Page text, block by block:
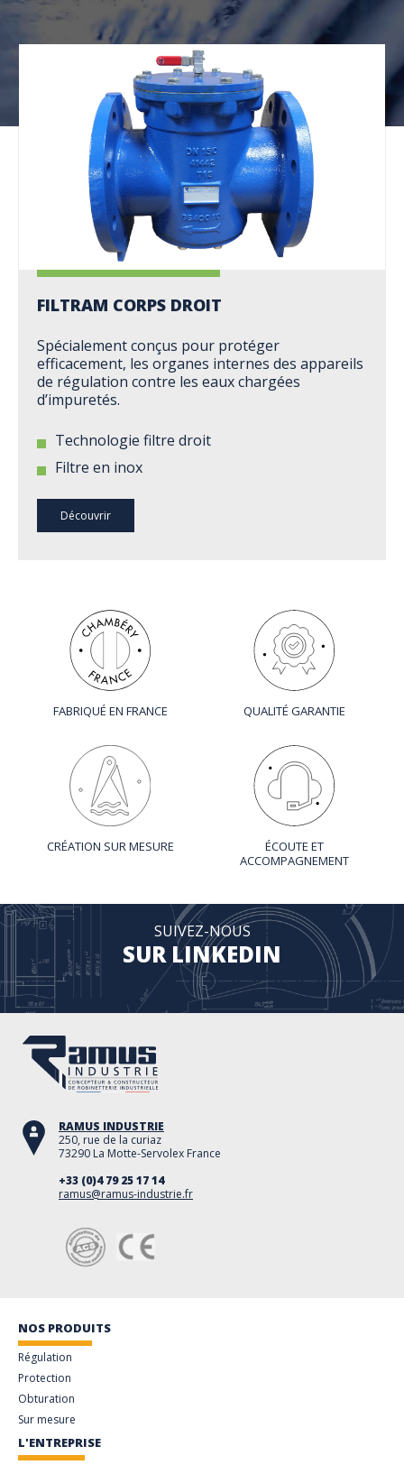
FILTRAM CORPS DROIT
Spécialement conçus pour protéger
efficacement, les organes internes des appareils
de régulation contre les eaux chargées
d’impuretés.
Technologie filtre droit
Filtre en inox
Découvrir
FABRIQUÉ EN FRANCE QUALITÉ GARANTIE
CRÉATION SUR MESURE
ÉCOUTE ET
ACCOMPAGNEMENT
SUIVEZ-NOUS
SUR LINKEDIN
RAMUS INDUSTRIE
250, rue de la curiaz
73290 La Motte-Servolex France
+33 (0)4 79 25 17 14
ramus@ramus-industrie.fr
NOS PRODUITS
Régulation
Protection
Obturation
Sur mesure
L'ENTREPRISE